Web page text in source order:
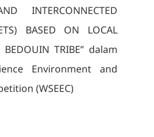
INTERCONNECTED
BASED ON LOCAL
TRIBE” dalam
Environment and
(WSEEC)